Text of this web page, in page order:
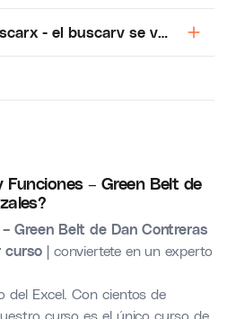
Funciones – Green Belt de
Green Belt de Dan Contreras
curso |conviertete en un experto
del Excel. Con cientos de
curso es el único curso de
- el buscarv se vuelve